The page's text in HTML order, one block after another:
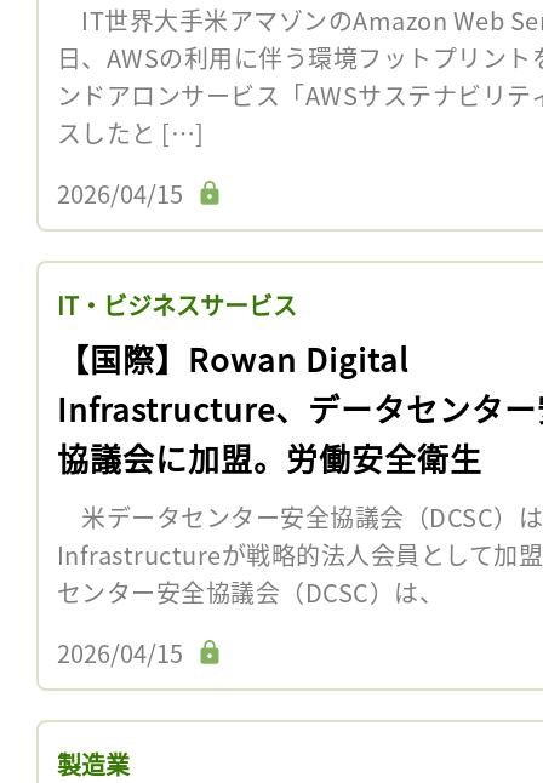
IT世界大手米アマゾンのAmazon Web
日、AWSの利用に伴う環境フットプリン
ンドアロンサービス「AWSサステナビリ
スしたと […]
2026/04/15
IT・ビジネスサービス
【国際】Rowan Digital
Infrastructure、データセンタ
協議会に加盟。労働安全衛生
米データセンター安全協議会（DCSC）
Infrastructureが戦略的法人会員として加
センター安全協議会（DCSC）は、
2026/04/15
製造業